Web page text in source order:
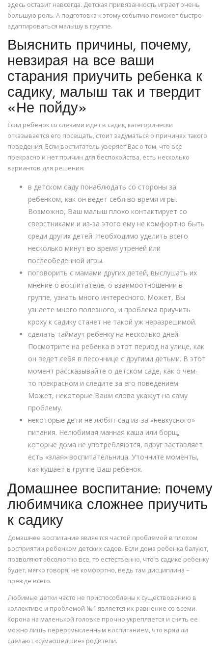
здесь оставит навсегда. Детская привязанность играет очень
большую роль. А подготовка к этому событию поможет быстро
адаптироваться малышу в группе.
Выяснить причины, почему,
невзирая на все ваши
старания приучить ребенка к
садику, малыш так и твердит
«Не пойду»
Если ребенок со слезами идет в садик, категорически
отказывается его посещать, стоит задуматься о причинах такого
поведения. Если воспитатель уверяет Вас о том, что все
прекрасно и нет причин для беспокойства, есть несколько
вариантов для решения:
в детском саду понаблюдать со стороны за
ребенком, как он ведет себя во время игры.
Возможно, Ваш малыш плохо контактирует со
сверстниками и из-за этого ему не комфортно быть
среди других детей. Необходимо уделить всего
несколько минут во время утреней или
послеобеденной игры.
поговорить с мамами других детей, выслушать их
мнение о воспитателе, о взаимоотношении в
группе, узнать много интересного. Может, Вы
узнаете много полезного, и проблема приучить
кроху к садику станет не такой уж неразрешимой.
сделать таймаут ребенку на несколько дней.
Посмотрите на ребенка в этот период на улице, как
он ведет себя в песочнице с другими детьми. В этот
момент рассказывайте о детском саде, как о чем-
то прекрасном и следите за его поведением.
Может, некоторые Ваши слова укажут на саму
проблему.
некоторые дети не любят сад из-за «невкусного»
питания. Нелюбимая манная каша или борщ,
которые дома не употребляются, вдруг заставляет
есть «злая» воспитательница. Уточните моменты,
как кушает в группе Ваш ребенок.
Домашнее воспитание: почему
любимчика сложнее приучить
к садику
Домашнее воспитание является частой проблемой в плохом
восприятии ребенком детских садов. Если дома ребенка балуют,
позволяют абсолютно все, то естественно, что в садике ребенку
будет, мягко говоря, не комфортно, ведь там дисциплина –
прежде всего.
Любимые детки часто не приспособлены к существованию в
коллективе и проблемой №1 является их равнение со всеми.
Корона на маленькой головке прочно укрепляется и снять ее
можно лишь переосмысленным воспитанием, что вряд ли
сделают «сумасшедшие» родители.